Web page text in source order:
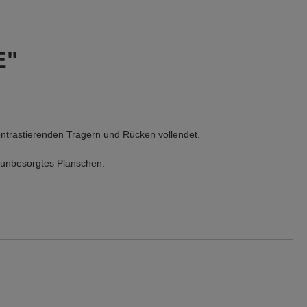
Trägern und Rücken vollendet.
Planschen.